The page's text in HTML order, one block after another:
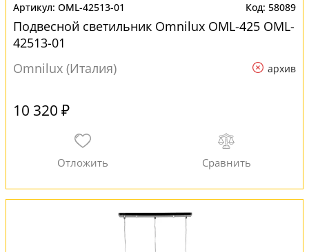
OML-42513-01 58089
Подвесной светильник Omnilux OML-425 OML-
42513-01
Omnilux (Италия)
архив
10 320 ₽